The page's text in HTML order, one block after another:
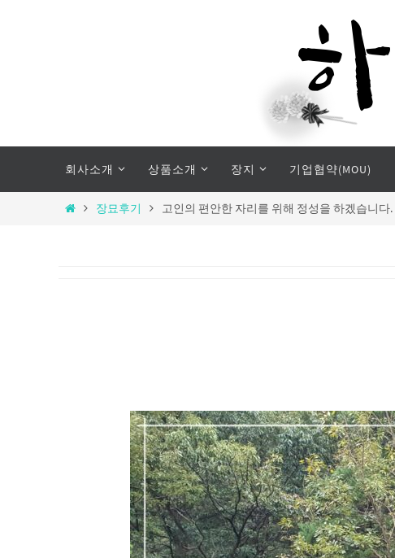
content
회사소개 상품소개 장지 기업협약(MOU)
Home장묘후기 고인의 편안한 자리를 위해 정성을 하겠습니다.